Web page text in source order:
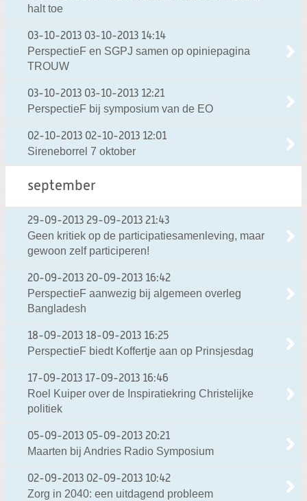
halt toe
03-10-2013 03-10-2013 14:14
PerspectieF en SGPJ samen op opiniepagina
TROUW
03-10-2013 03-10-2013 12:21
PerspectieF bij symposium van de EO
02-10-2013 02-10-2013 12:01
Sireneborrel 7 oktober
september
29-09-2013 29-09-2013 21:43
Geen kritiek op de participatiesamenleving, maar
gewoon zelf participeren!
20-09-2013 20-09-2013 16:42
PerspectieF aanwezig bij algemeen overleg
Bangladesh
18-09-2013 18-09-2013 16:25
PerspectieF biedt Koffertje aan op Prinsjesdag
17-09-2013 17-09-2013 16:46
Roel Kuiper over de Inspiratiekring Christelijke
politiek
05-09-2013 05-09-2013 20:21
Maarten bij Andries Radio Symposium
02-09-2013 02-09-2013 10:42
Zorg in 2040: een uitdagend probleem